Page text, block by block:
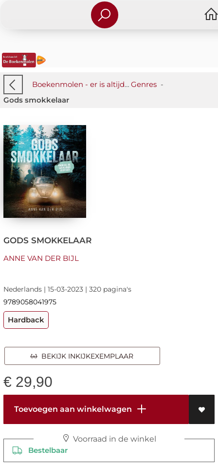
Boekenmolen - er is altijd iets wat je raakt! Genres-
Gods smokkelaar
GODS SMOKKELAAR
ANNE VAN DER BIJL
Nederlands | 15-03-2023 | 320 pagina's
9789058041975
Hardback
BEKIJK INKIJKEXEMPLAAR
€ 29,90
Toevoegen aan winkelwagen
Voorraad in de winkel
Bestelbaar